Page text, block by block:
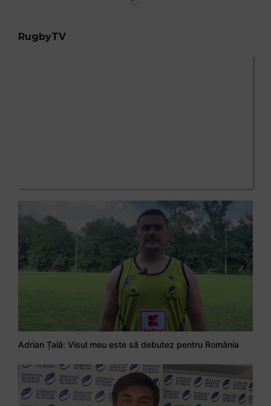
RugbyTV
Adrian Țală: Visul meu este să debutez pentru România